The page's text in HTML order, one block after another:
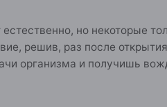
но некоторые
решив, раз после
организма и получишь